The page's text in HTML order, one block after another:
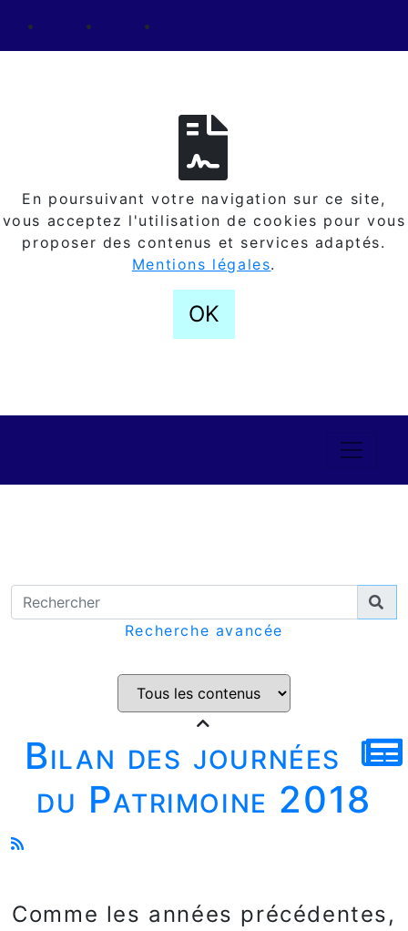
En poursuivant votre navigation sur ce site,
vous acceptez l'utilisation de cookies pour vous
proposer des contenus et services adaptés.
Mentions légales.
OK
Recherche avancée
Bilan des journées
du Patrimoine 2018
Comme les années précédentes,